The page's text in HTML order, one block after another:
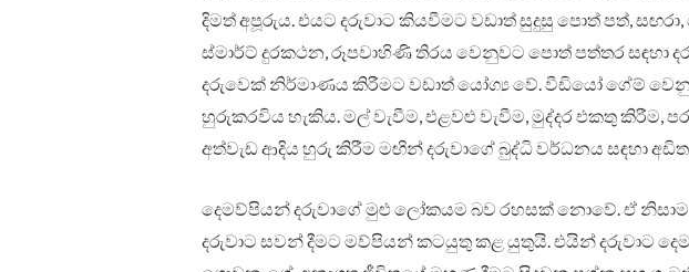
දිමත් අපූරුය. එයට දරුවාට කියවීමට වඩාත් සුදුසු පොත් පත්,
ස්මාර්ට් දුරකථන, රූපවාහිණි තිරය වෙනුවට පොත් පත්තර සඳහා
දරුවෙක් නිර්මාණය කිරීමට වඩාත් යෝග්‍ය වේ. වීඩියෝ ගේම්
හුරුකරවිය හැකිය. මල් වැවීම, එළවළු වැවීම, මුද්දර එකතු කිරීම,
අත්වැඩ ආදිය හුරු කිරීම මඟින් දරුවාගේ බුද්ධි වර්ධනය සඳහා
දෙමව්පියන් දරුවාගේ මුළු ලෝකයම බව රහසක් නොවේ. ඒ නිසාම
දරුවාට සවන් දීමට මව්පියන් කටයුතු කළ යුතුයි. එයින් දරුවාට